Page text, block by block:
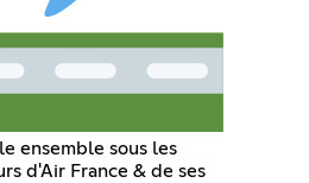
ensemble sous les
d'Air France & de ses